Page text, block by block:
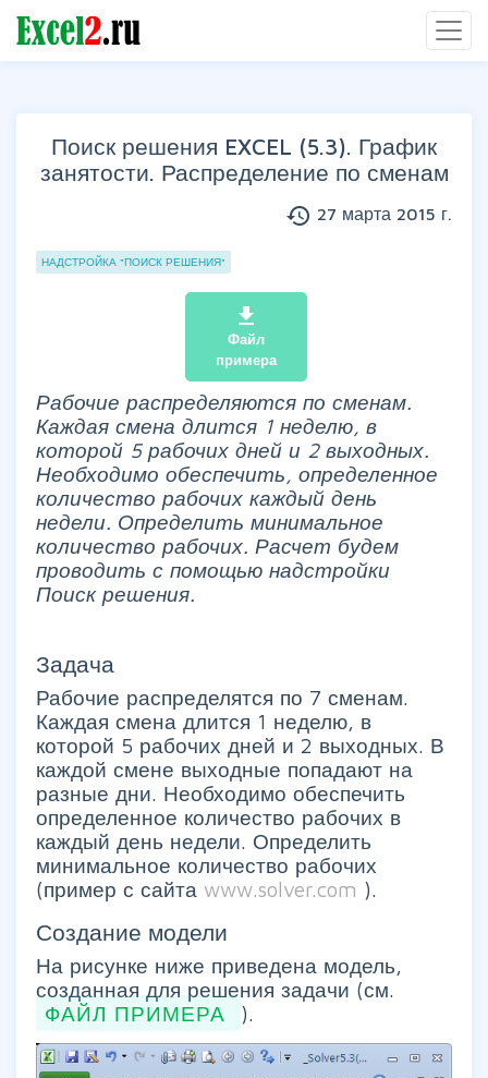
Поиск решения EXCEL (5.3). График
занятости. Распределение по сменам
history 27 марта 2015 г.
Группы статей
НАДСТРОЙКА "ПОИСК РЕШЕНИЯ"
file_download
Файл
примера
Рабочие распределяются по сменам.
Каждая смена длится 1 неделю, в
которой 5 рабочих дней и 2 выходных.
Необходимо обеспечить, определенное
количество рабочих каждый день
недели. Определить минимальное
количество рабочих. Расчет будем
проводить с помощью надстройки
Поиск решения.
Задача
Рабочие распределятся по 7 сменам.
Каждая смена длится 1 неделю, в
которой 5 рабочих дней и 2 выходных. В
каждой смене выходные попадают на
разные дни. Необходимо обеспечить
определенное количество рабочих в
каждый день недели. Определить
минимальное количество рабочих
(пример с сайта www.solver.com ).
Создание модели
На рисунке ниже приведена модель,
созданная для решения задачи (см.
ФАЙЛ ПРИМЕРА
).